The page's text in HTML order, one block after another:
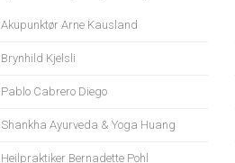
Akupunktør Arne Kausland
Brynhild Kjelsli
Pablo Cabrero Diego
Shankha Ayurveda & Yoga Huang
Heilpraktiker Bernadette Pohl